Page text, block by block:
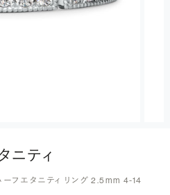
ニティ
フエタニティ リング 2.5mm 4-14